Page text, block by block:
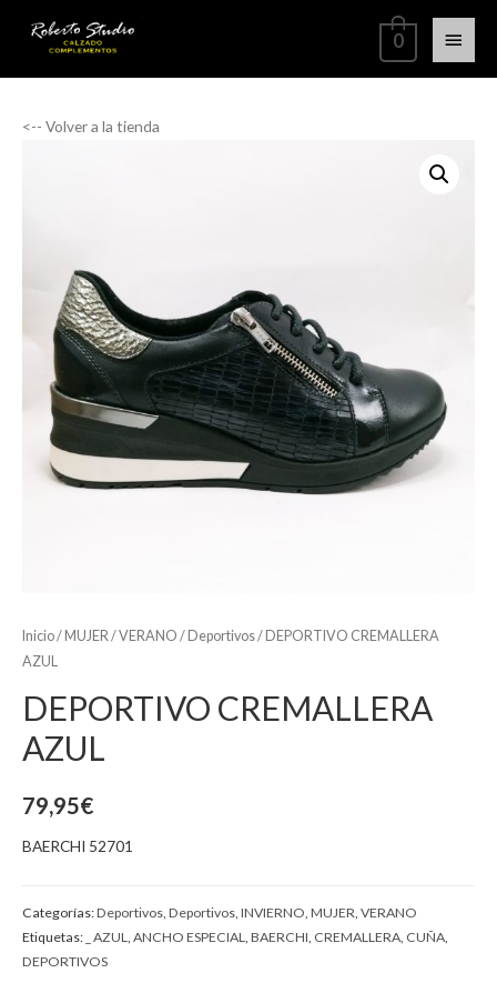
0
<-- Volver a la tienda
Inicio/ MUJER /VERANO / Deportivos/ DEPORTIVO CREMALLERA
AZUL
DEPORTIVO CREMALLERA
AZUL
79,95€
BAERCHI 52701
Categorías:Deportivos Deportivos INVIERNO MUJER VERANO
Etiquetas: _ AZUL ANCHO ESPECIAL BAERCHI CREMALLERA CUÑA
DEPORTIVOS